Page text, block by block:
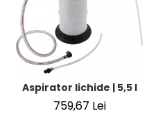
Aspirator lichide | 5,5 l
759,67 Lei